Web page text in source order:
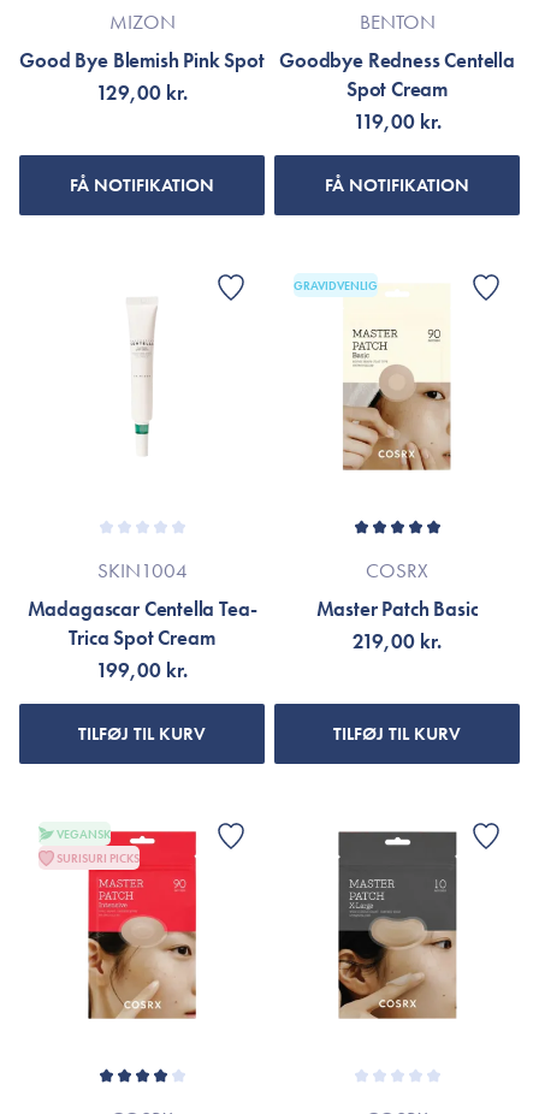
MIZON
Good Bye Blemish Pink Spot
129,00 kr.
FÅ NOTIFIKATION
BENTON
Goodbye Redness Centella
Spot Cream
119,00 kr.
FÅ NOTIFIKATION
SKIN1004
Madagascar Centella Tea-
Trica Spot Cream
199,00 kr.
TILFØJ TIL KURV
GRAVIDVENLIG
COSRX
Master Patch Basic
219,00 kr.
TILFØJ TIL KURV
VEGANSK
SURISURI PICKS